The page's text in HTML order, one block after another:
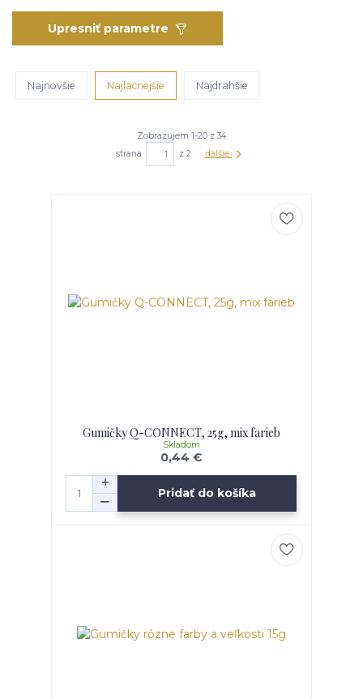
Upresniť parametre
Najnovšie Najlacnejšie Najdrahšie
Zobrazujem 1-20 z 34
strana
z 2 ďalšie
Gumičky Q-CONNECT, 25g, mix farieb
0,44 €
Skladom
Pridať do košíka